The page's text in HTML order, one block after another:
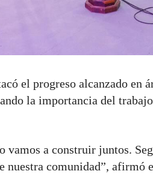
el progreso alcanzado
la importancia del
a construir juntos.
nuestra comunidad”,